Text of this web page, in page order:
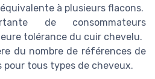
à plusieurs flacons.
de consommateurs
tolérance du cuir chevelu.
du nombre de références de
pour tous types de cheveux.